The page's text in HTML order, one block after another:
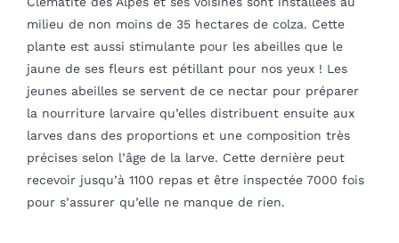
milieu de non moins de 35 hectares de colza. Cette
plante est aussi stimulante pour les abeilles que le
jaune de ses fleurs est pétillant pour nos yeux ! Les
jeunes abeilles se servent de ce nectar pour préparer
la nourriture larvaire qu’elles distribuent ensuite aux
larves dans des proportions et une composition très
précises selon l’âge de la larve. Cette dernière peut
recevoir jusqu’à 1100 repas et être inspectée 7000 fois
pour s’assurer qu’elle ne manque de rien.